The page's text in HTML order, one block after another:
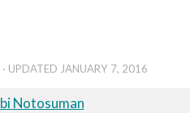
· UPDATED JANUARY 7, 2016